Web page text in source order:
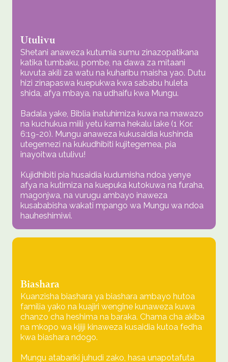
Utulivu
Shetani anaweza kutumia sumu zinazopatikana
katika tumbaku, pombe, na dawa za mitaani
kuvuta akili za watu na kuharibu maisha yao. Dutu
hizi zinapaswa kuepukwa kwa sababu huleta
shida, afya mbaya, na udhaifu kwa Mungu.
Badala yake, Biblia inatuhimiza kuwa na mawazo
na kuchukua miili yetu kama hekalu lake (1 Kor.
6:19-20). Mungu anaweza kukusaidia kushinda
utegemezi na kukudhibiti kujitegemea, pia
inayoitwa utulivu!
Kujidhibiti pia husaidia kudumisha ndoa yenye
afya na kutimiza na kuepuka kutokuwa na furaha,
magonjwa, na vurugu ambayo inaweza
kusababisha wakati mpango wa Mungu wa ndoa
hauheshimiwi.
Biashara
Kuanzisha biashara ya biashara ambayo hutoa
familia yako na kuajiri wengine kunaweza kuwa
chanzo cha heshima na baraka. Chama cha akiba
na mkopo wa kijiji kinaweza kusaidia kutoa fedha
kwa biashara ndogo.
Mungu atabariki juhudi zako, hasa unapotafuta